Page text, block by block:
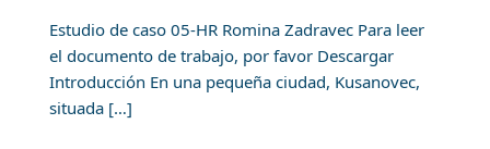
Estudio de caso 05-HR Romina Zadravec Para leer
el documento de trabajo, por favor Descargar
Introducción En una pequeña ciudad, Kusanovec,
situada […]